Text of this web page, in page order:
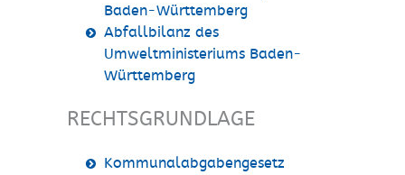
Baden-Württemberg
Abfallbilanz des
Umweltministeriums Baden-
Württemberg
RECHTSGRUNDLAGE
Kommunalabgabengesetz